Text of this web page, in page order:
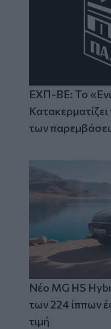
ΕΧΠ-ΒΕ: Το
των
Νέο MG HS
των 224 ίππων
τιμή